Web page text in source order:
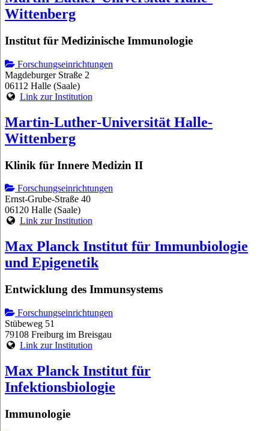
Wittenberg
Institut für Medizinische Immunologie
Forschungseinrichtungen
Magdeburger Straße 2
06112 Halle (Saale)
Link zur Institution
Martin-Luther-Universität Halle-
Wittenberg
Klinik für Innere Medizin II
Forschungseinrichtungen
Ernst-Grube-Straße 40
06120 Halle (Saale)
Link zur Institution
Max Planck Institut für Immunbiologie
und Epigenetik
Entwicklung des Immunsystems
Forschungseinrichtungen
Stübeweg 51
79108 Freiburg im Breisgau
Link zur Institution
Max Planck Institut für
Infektionsbiologie
Immunologie